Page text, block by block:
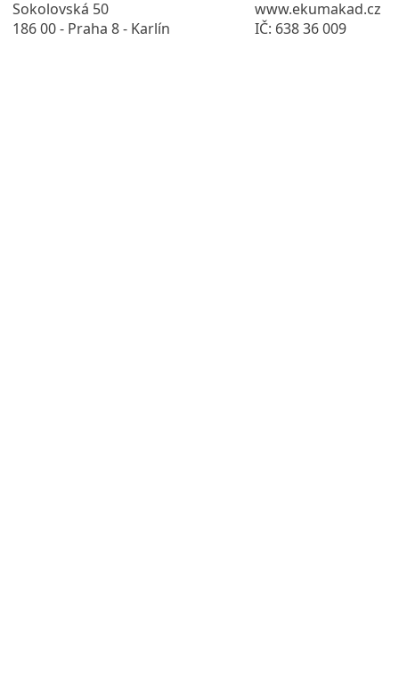
Sokolovská 50
186 00 - Praha 8 - Karlín
www.ekumakad.cz
IČ: 638 36 009